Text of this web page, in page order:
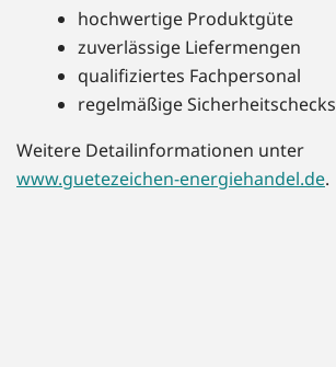
hochwertige Produktgüte
zuverlässige Liefermengen
qualifiziertes Fachpersonal
regelmäßige Sicherheitschecks
Weitere Detailinformationen unter
www.guetezeichen-energiehandel.de.